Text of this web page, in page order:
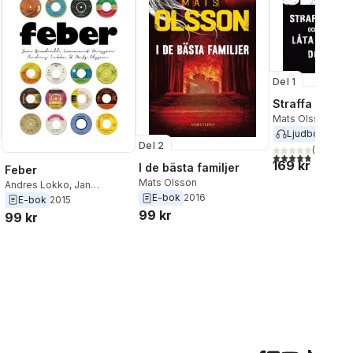
Feber
Andres Lokko, Jan
Gradvall, Mats Olsson
Lennart Persson
E-bok 2015
99 kr
Del 2
I de bästa familjer
Mats Olsson
E-bok 2016
99 kr
Del 1
Straffa och
Mats Olsson
Ljudbok
4,8utav 5(
169 kr